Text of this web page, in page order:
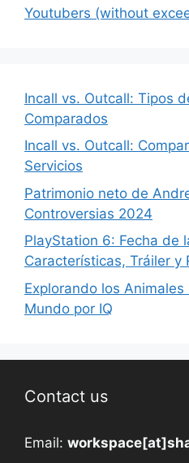
Youtubers (without
Incall vs. Outcall: Tipos
Comparados
Incall vs. Outcall:
Servicios
Patrimonio neto de
Controversias 2024
PlayStation 6: Fecha de
Características, Tráiler y
Explorando los
Mundo por IQ
Contact us
Email: